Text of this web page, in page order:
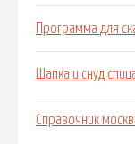
Программа для
Шапка и снуд
Справочник